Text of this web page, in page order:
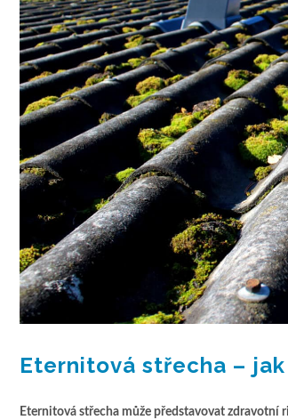
Eternitová střecha –
Eternitová střecha může představovat zdravotní